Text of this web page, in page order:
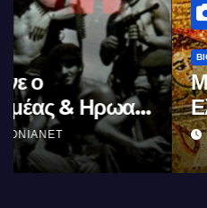
ΒΙΟΓΡΑΦΊΕΣ
Μέγας
Ελλήνων
11 ΙΟΥΝΊΟΥ 2023